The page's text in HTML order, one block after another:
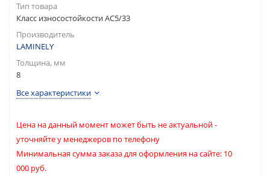
Тип товара
Класс износостойкости АС5/33
Производитель
LAMINELY
Толщина, мм
8
Все характеристики
Цена на данный момент может быть не актуальной -
уточняйте у менеджеров по телефону
Минимальная сумма заказа для оформления на сайте: 10
000 руб.